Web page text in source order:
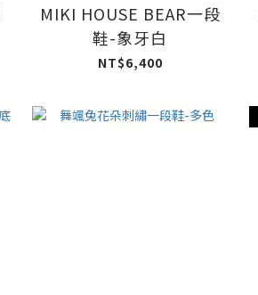
MIKI HOUSE BEAR一段
鞋-象牙白
NT$6,400